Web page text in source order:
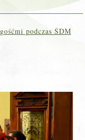
podczas ŚDM